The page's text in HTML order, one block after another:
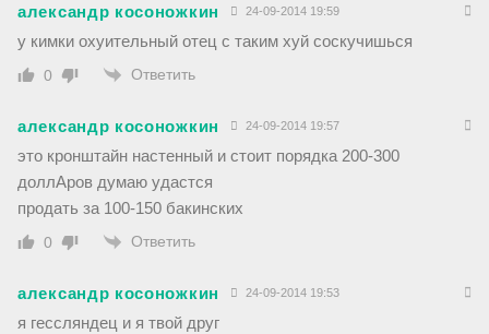
александр косоножкин 24-09-2014 19:59
у кимки охуительный отец с таким хуй соскучишься
0 Ответить
александр косоножкин 24-09-2014 19:57
это кронштайн настенный и стоит порядка 200-300
доллАров думаю удастся
продать за 100-150 бакинских
0 Ответить
александр косоножкин 24-09-2014 19:53
я гессляндец и я твой друг